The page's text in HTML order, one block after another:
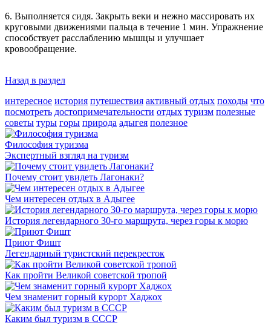
6. Выполняется сидя. Закрыть веки и нежно массировать их
круговыми движениями пальца в течение 1 мин. Упражнение
способствует расслаблению мышцы и улучшает
кровообращение.
Назад в раздел
интересное история путешествия активный отдых походы что
посмотреть достопримечательности отдых туризм полезные
советы туры горы природа адыгея полезное
Философия туризма
Экспертный взгляд на туризм
Почему стоит увидеть Лагонаки?
Чем интересен отдых в Адыгее
История легендарного 30-го маршрута, через горы к морю
Приют Фишт
Легендарный туристский перекресток
Как пройти Великой советской тропой
Чем знаменит горный курорт Хаджох
Каким был туризм в СССР